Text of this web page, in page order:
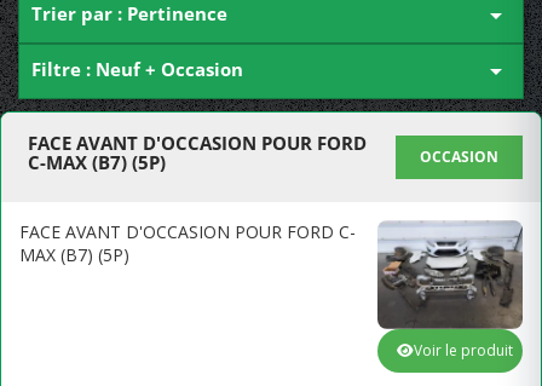
Trier par : Pertinence 
Filtre : Neuf + Occasion 
FACE AVANT D'OCCASION POUR FORD
C-MAX (B7) (5P)
OCCASION
FACE AVANT D'OCCASION POUR FORD C-
MAX (B7) (5P)
Voir le produit